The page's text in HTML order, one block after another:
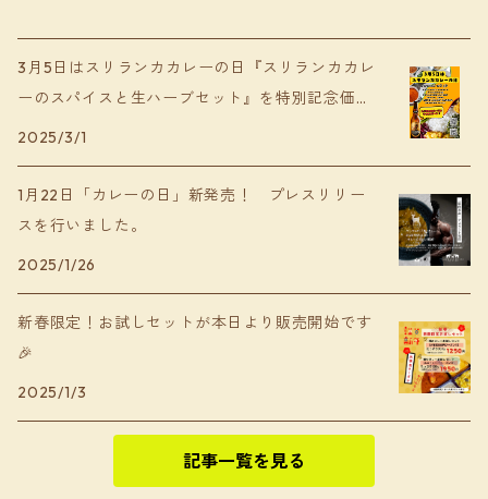
3月5日はスリランカカレーの日『スリランカカレ
ーのスパイスと生ハーブセット』を特別記念価格
で予約開始
2025/3/1
1月22日「カレーの日」新発売！ プレスリリー
スを行いました。
2025/1/26
新春限定！お試しセットが本日より販売開始です
🎉
2025/1/3
記事一覧を見る